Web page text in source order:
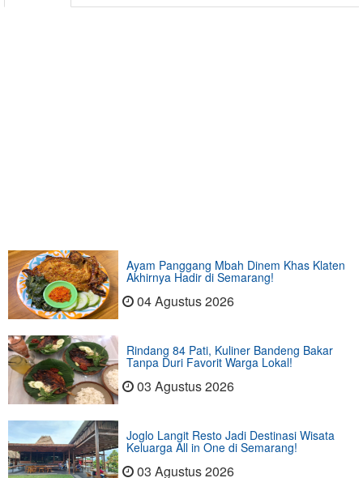
Ayam Panggang Mbah Dinem Khas Klaten
Akhirnya Hadir di Semarang!
04 Agustus 2026
Rindang 84 Pati, Kuliner Bandeng Bakar
Tanpa Duri Favorit Warga Lokal!
03 Agustus 2026
Joglo Langit Resto Jadi Destinasi Wisata
Keluarga All in One di Semarang!
03 Agustus 2026